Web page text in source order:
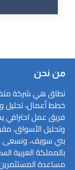
من نحن
نطاق هي شركة
خطط أعمال، تحليل
فريق عمل احترافي
وتحليل الأسواق،
بني سويف، ونسعى
بالمملكة العربية
مساعدة